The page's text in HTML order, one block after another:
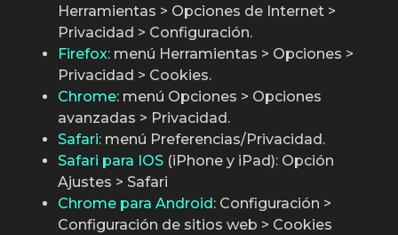
Herramientas > Opciones de Internet >
Privacidad > Configuración.
Firefox: menú Herramientas > Opciones >
Privacidad > Cookies.
Chrome: menú Opciones > Opciones
avanzadas > Privacidad.
Safari: menú Preferencias/Privacidad.
Safari para IOS (iPhone y iPad): Opción
Ajustes > Safari
Chrome para Android: Configuración >
Configuración de sitios web > Cookies